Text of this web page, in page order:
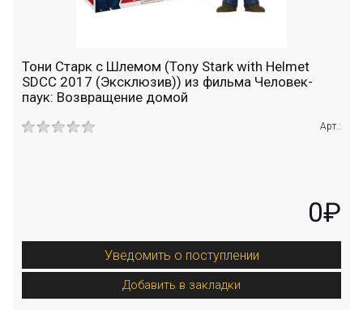
Тони Старк c Шлемом (Tony Stark with Helmet
SDCC 2017 (Эксклюзив)) из фильма Человек-
паук: Возвращение домой
Арт.:
0₽
Уведомить о поступлении
Добавить в закладки